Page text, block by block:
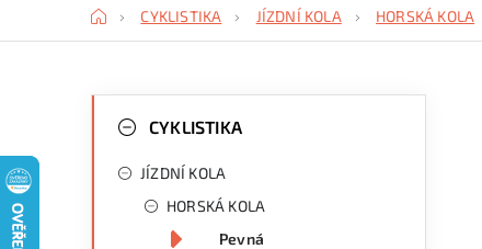
DomůCYKLISTIKA JÍZDNÍ KOLA HORSKÁ KOLA
kategorieCYKLISTIKA
JÍZDNÍ KOLA
HORSKÁ KOLA
Pevná